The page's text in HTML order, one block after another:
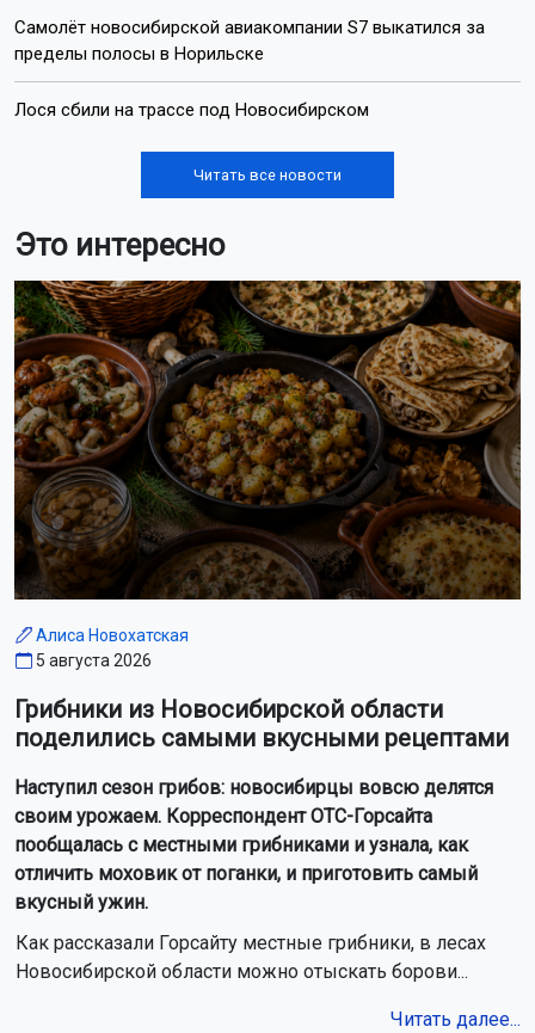
Самолёт новосибирской авиакомпании S7 выкатился за
пределы полосы в Норильске
Лося сбили на трассе под Новосибирском
Читать все новости
Это интересно
Алиса Новохатская
5 августа 2026
Грибники из Новосибирской области
поделились самыми вкусными рецептами
Наступил сезон грибов: новосибирцы вовсю делятся
своим урожаем. Корреспондент ОТС-Горсайта
пообщалась с местными грибниками и узнала, как
отличить моховик от поганки, и приготовить самый
вкусный ужин.
Как рассказали Горсайту местные грибники, в лесах
Новосибирской области можно отыскать борови...
Читать далее...